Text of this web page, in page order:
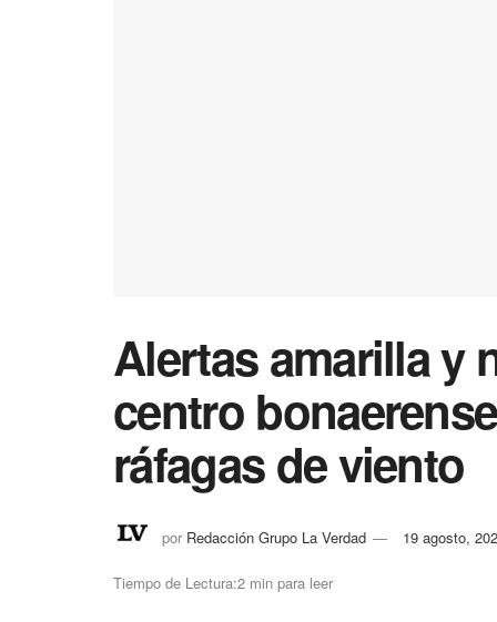
Alertas amarilla y
centro
ráfagas de viento
por Redacción Grupo La Verdad 19 agosto,
Tiempo de Lectura:2 min para leer